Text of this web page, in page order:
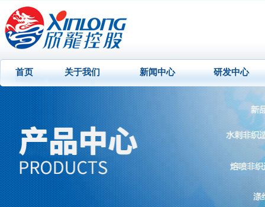
首页 关于我们 新闻中心 研发中心